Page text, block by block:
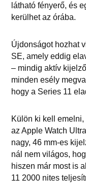
látható fényerő, és
kerülhet az órába.
Újdonságot hozhat
SE, amely eddig
– mindig aktív
minden esély
hogy a Series 11
Külön ki kell
az Apple Watch
nagy, 46 mm-es
nál nem világos,
hiszen már most is
11 2000 nites